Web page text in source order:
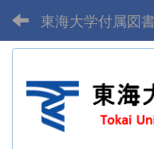
東海大学付属図